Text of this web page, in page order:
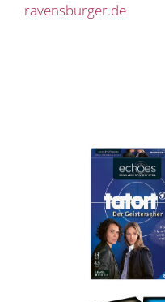
ravensburger.de